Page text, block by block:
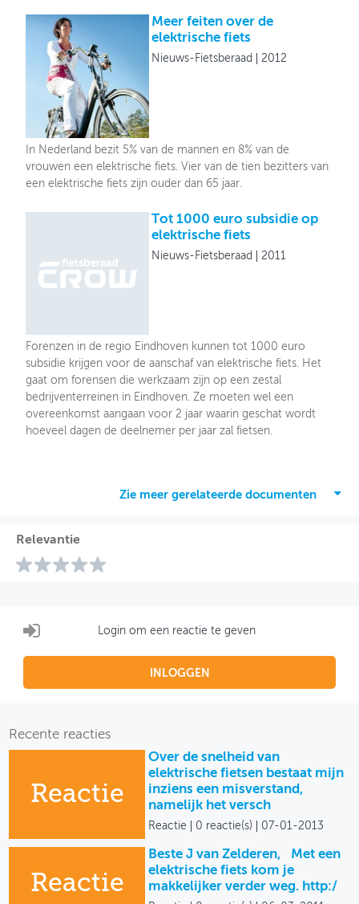
Meer feiten over de
elektrische fiets
Nieuws-Fietsberaad 2012
In Nederland bezit 5% van de mannen en 8% van de
vrouwen een elektrische fiets. Vier van de tien bezitters van
een elektrische fiets zijn ouder dan 65 jaar.
Tot 1000 euro subsidie op
elektrische fiets
Nieuws-Fietsberaad 2011
Forenzen in de regio Eindhoven kunnen tot 1000 euro
subsidie krijgen voor de aanschaf van elektrische fiets. Het
gaat om forensen die werkzaam zijn op een zestal
bedrijventerreinen in Eindhoven. Ze moeten wel een
overeenkomst aangaan voor 2 jaar waarin geschat wordt
hoeveel dagen de deelnemer per jaar zal fietsen.
Zie meer gerelateerde documenten
Relevantie
Login om een reactie te geven
INLOGGEN
Recente reacties
Reactie
Over de snelheid van
elektrische fietsen bestaat mijn
inziens een misverstand,
namelijk het versch
Reactie 0 reactie(s) 07-01-2013
Reactie
Beste J van Zelderen, Met een
elektrische fiets kom je
makkelijker verder weg. http:/